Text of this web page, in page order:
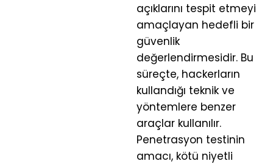
açıklarını tespit etmeyi
amaçlayan hedefli bir
güvenlik
değerlendirmesidir. Bu
süreçte, hackerların
kullandığı teknik ve
yöntemlere benzer
araçlar kullanılır.
Penetrasyon testinin
amacı, kötü niyetli